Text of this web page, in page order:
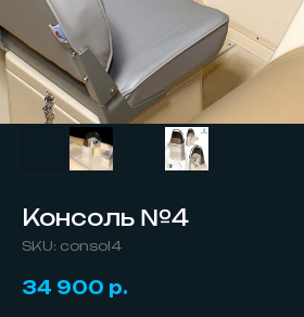
Консоль №4
SKU: consol4
34 900 р.